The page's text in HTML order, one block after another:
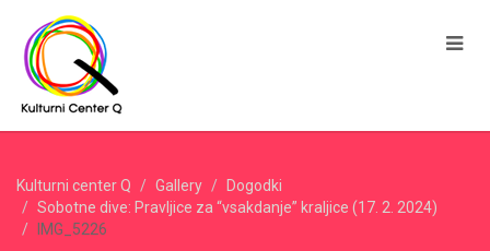
Kulturni center Q Gallery
Dogodki
Sobotne dive: Pravljice za “vsakdanje” kraljice (17. 2. 2024)
IMG_5226